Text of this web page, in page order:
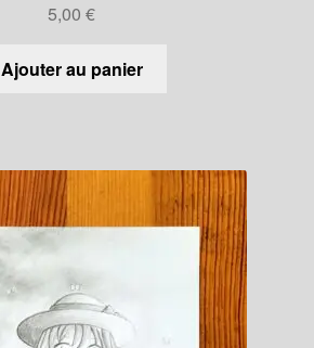
5,00 €
Ajouter au panier